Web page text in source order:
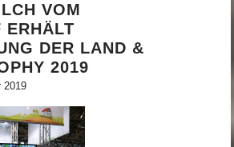
VOM
ERHÄLT
DER LAND &
2019
2019